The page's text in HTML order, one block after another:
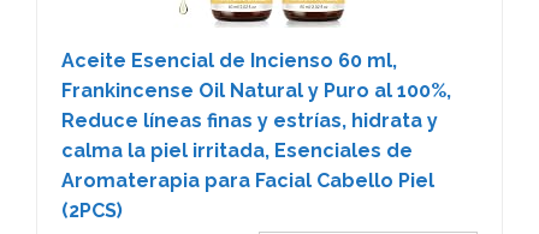
Aceite Esencial de Incienso 60 ml,
Frankincense Oil Natural y Puro al 100%,
Reduce líneas finas y estrías, hidrata y
calma la piel irritada, Esenciales de
Aromaterapia para Facial Cabello Piel
(2PCS)